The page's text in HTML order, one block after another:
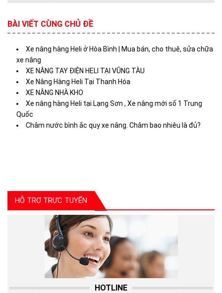
BÀI VIẾT CÙNG CHỦ ĐỀ
Xe nâng hàng Heli ở Hòa Bình | Mua bán, cho thuê, sửa chữa
xe nâng
XE NÂNG TAY ĐIỆN HELI TẠI VŨNG TÀU
Xe Nâng Hàng Heli Tại Thanh Hóa
XE NÂNG NHÀ KHO
Xe nâng hàng Heli tại Lạng Sơn , Xe nâng mới số 1 Trung
Quốc
Châm nước bình ắc quy xe nâng. Châm bao nhiêu là đủ?
HỖ TRỢ TRỰC TUYẾN
HOTLINE